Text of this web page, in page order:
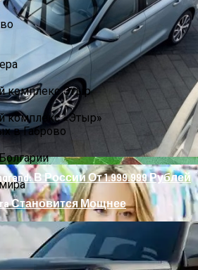
Точки На Листьях Яблони
Народными Средствами
В России От 1.999.999 Рублей
Становится Мощнее
комплекс Этыр
комплекс «Этыр»
в Габрово